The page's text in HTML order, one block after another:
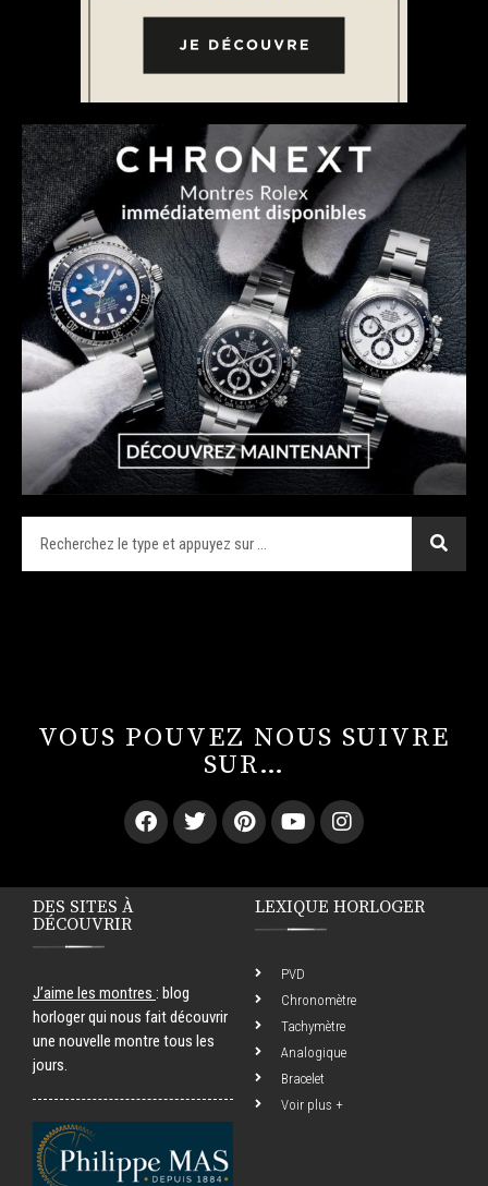
VOUS POUVEZ NOUS SUIVRE
SUR…
DES SITES À
DÉCOUVRIR
J’aime les montres : blog
horloger qui nous fait découvrir
une nouvelle montre tous les
jours.
LEXIQUE HORLOGER
PVD
Chronomètre
Tachymètre
Analogique
Bracelet
Voir plus +